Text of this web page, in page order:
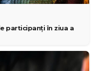
participanți în ziua a